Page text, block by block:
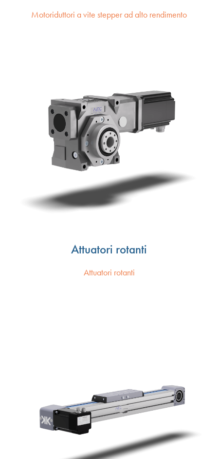
Motoriduttori a vite stepper ad alto rendimento
Attuatori rotanti
Attuatori rotanti